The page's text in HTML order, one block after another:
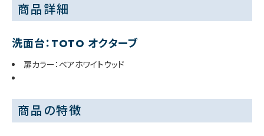
商品詳細
洗面台：TOTO オクターブ
扉カラー：ベアホワイトウッド
商品の特徴